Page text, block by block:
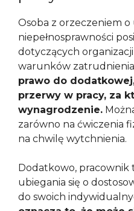
Osoba z orzeczeniem
niepełnosprawności
dotyczących
warunków
prawo do
przerwy w pracy, za
wynagrodzenie.
zarówno na ćwiczenia
na chwilę wytchnienia.
Dodatkowo, pracownik
ubiegania się o
do swoich